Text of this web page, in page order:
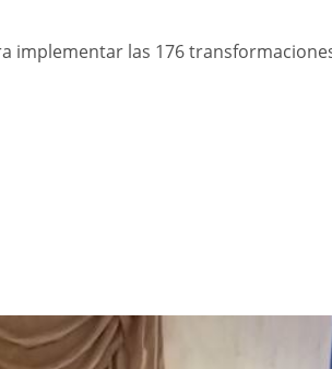
implementar las 176